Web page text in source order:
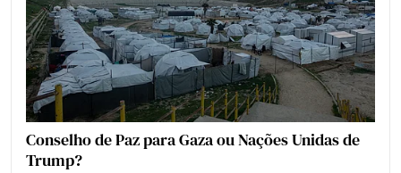
Conselho de Paz para Gaza ou Nações Unidas de
Trump?